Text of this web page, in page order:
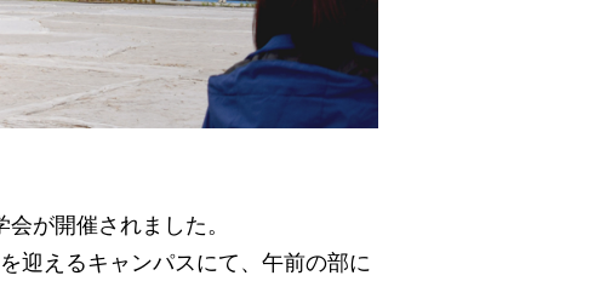
が開催されました。
迎えるキャンパスにて、午前の部に